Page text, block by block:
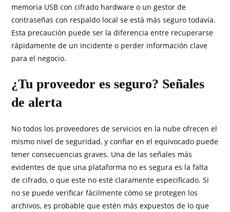
memoria USB con cifrado hardware o un gestor de
contraseñas con respaldo local se está más seguro todavía.
Esta precaución puede ser la diferencia entre recuperarse
rápidamente de un incidente o perder información clave
para el negocio.
¿Tu proveedor es seguro? Señales
de alerta
No todos los proveedores de servicios en la nube ofrecen el
mismo nivel de seguridad, y confiar en el equivocado puede
tener consecuencias graves. Una de las señales más
evidentes de que una plataforma no es segura es la falta
de cifrado, o que este no esté claramente especificado. Si
no se puede verificar fácilmente cómo se protegen los
archivos, es probable que estén más expuestos de lo que